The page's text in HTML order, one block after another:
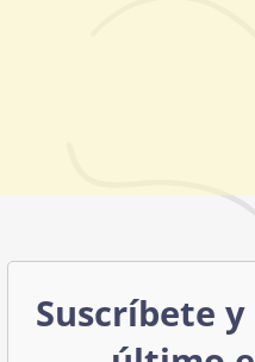
Suscríbete